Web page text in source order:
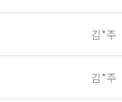
김*주
김*주